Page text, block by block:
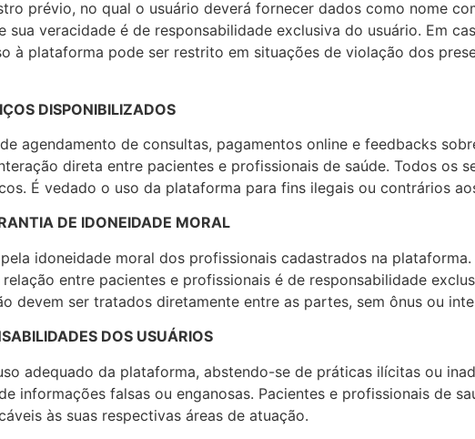
prévio, no qual o usuário deverá fornecer dados como nome
sua veracidade é de responsabilidade exclusiva do usuário. Em
à plataforma pode ser restrito em situações de violação dos
DISPONIBILIZADOS
agendamento de consultas, pagamentos online e feedbacks
direta entre pacientes e profissionais de saúde. Todos os
É vedado o uso da plataforma para fins ilegais ou contrários
DE IDONEIDADE MORAL
idoneidade moral dos profissionais cadastrados na
entre pacientes e profissionais é de responsabilidade
devem ser tratados diretamente entre as partes, sem ônus ou
DOS USUÁRIOS
adequado da plataforma, abstendo-se de práticas ilícitas ou
informações falsas ou enganosas. Pacientes e profissionais de
às suas respectivas áreas de atuação.